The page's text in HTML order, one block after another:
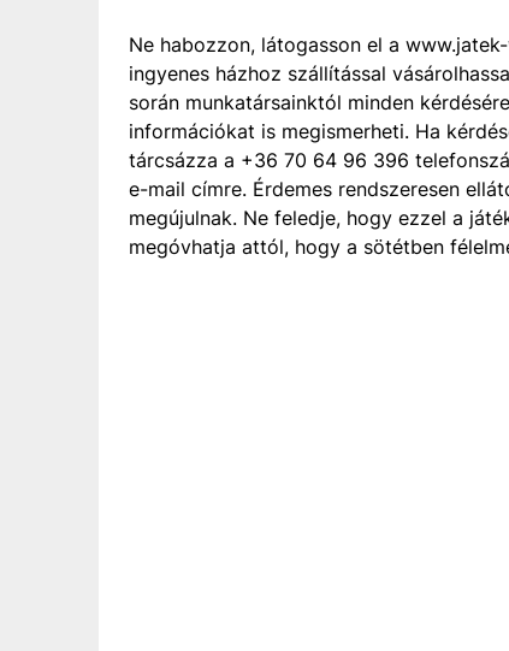
Ne habozzon, látogasson el a
ingyenes házhoz szállítással
során munkatársainktól minden
információkat is megismerheti. Ha
tárcsázza a +36 70 64 96 396
e-mail címre. Érdemes rendszeresen
megújulnak. Ne feledje, hogy ezzel a
megóvhatja attól, hogy a sötétben